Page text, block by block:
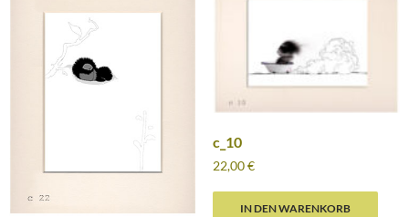
c_10
22,00€
IN DEN WARENKORB